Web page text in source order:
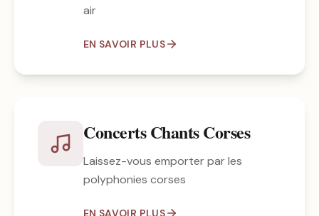
air
EN SAVOIR PLUS
Concerts Chants Corses
Laissez-vous emporter par les
polyphonies corses
EN SAVOIR PLUS